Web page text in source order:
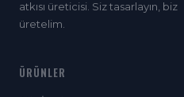
atkısı üreticisi. Siz tasarlayın, biz
üretelim.
ÜRÜNLER